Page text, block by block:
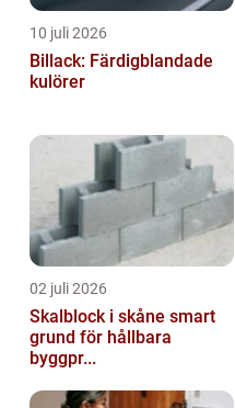
10 juli 2026
Billack: Färdigblandade
kulörer
02 juli 2026
Skalblock i skåne smart
grund för hållbara
byggpr...